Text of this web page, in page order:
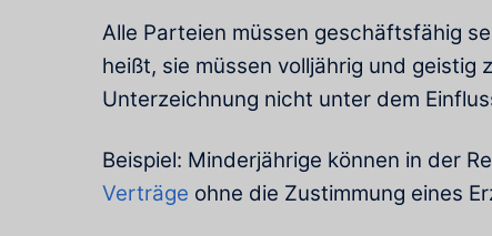
Alle Parteien müssen geschäftsfähig
heißt, sie müssen volljährig und
Unterzeichnung nicht unter dem
Beispiel: Minderjährige können in der
Verträge ohne die Zustimmung eines